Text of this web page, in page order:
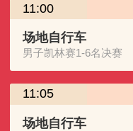
11:00
场地自行车
男子凯林赛1-6名决赛
11:05
场地自行车